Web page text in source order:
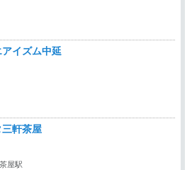
イズム中延
軒茶屋
屋駅